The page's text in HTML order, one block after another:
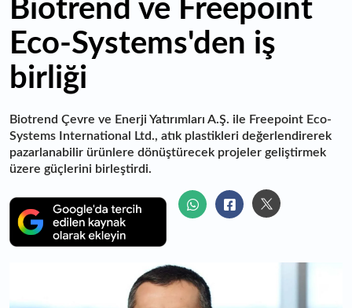
Biotrend ve Freepoint
Eco-Systems'den iş
birliği
Biotrend Çevre ve Enerji Yatırımları A.Ş. ile Freepoint Eco-
Systems International Ltd., atık plastikleri değerlendirerek
pazarlanabilir ürünlere dönüştürecek projeler geliştirmek
üzere güçlerini birleştirdi.